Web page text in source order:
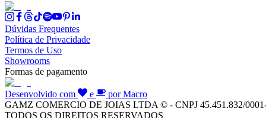
Dúvidas Frequentes
Política de Privacidade
Termos de Uso
Showrooms
Formas de pagamento
Desenvolvido com e
por Macro
GAMZ COMERCIO DE JOIAS LTDA © - CNPJ 45.451.832/
TODOS OS DIREITOS RESERVADOS